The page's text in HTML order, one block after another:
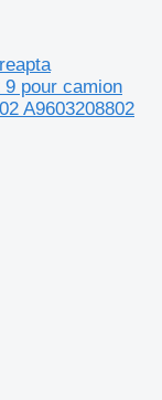
9 pour camion
A9603208802